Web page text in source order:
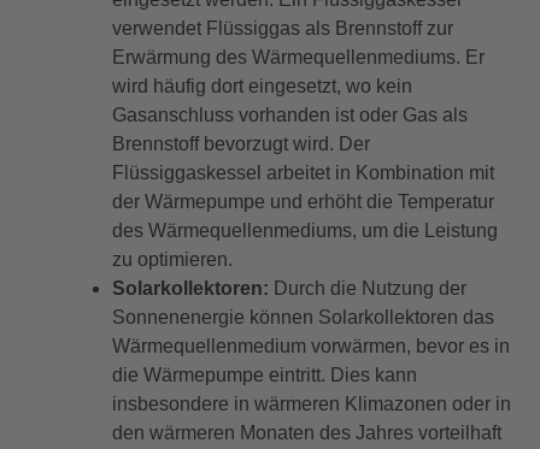
verwendet Flüssiggas als Brennstoff zur
Erwärmung des Wärmequellenmediums. Er
wird häufig dort eingesetzt, wo kein
Gasanschluss vorhanden ist oder Gas als
Brennstoff bevorzugt wird. Der
Flüssiggaskessel arbeitet in Kombination mit
der Wärmepumpe und erhöht die Temperatur
des Wärmequellenmediums, um die Leistung
zu optimieren.
Solarkollektoren: Durch die Nutzung der
Sonnenenergie können Solarkollektoren das
Wärmequellenmedium vorwärmen, bevor es in
die Wärmepumpe eintritt. Dies kann
insbesondere in wärmeren Klimazonen oder in
den wärmeren Monaten des Jahres vorteilhaft